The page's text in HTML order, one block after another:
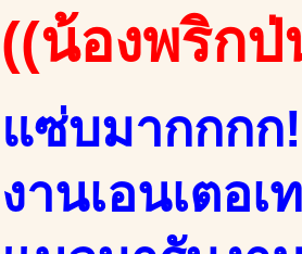
((น้องพริกป่
แซ่บมากกกก
งานเอนเตอ